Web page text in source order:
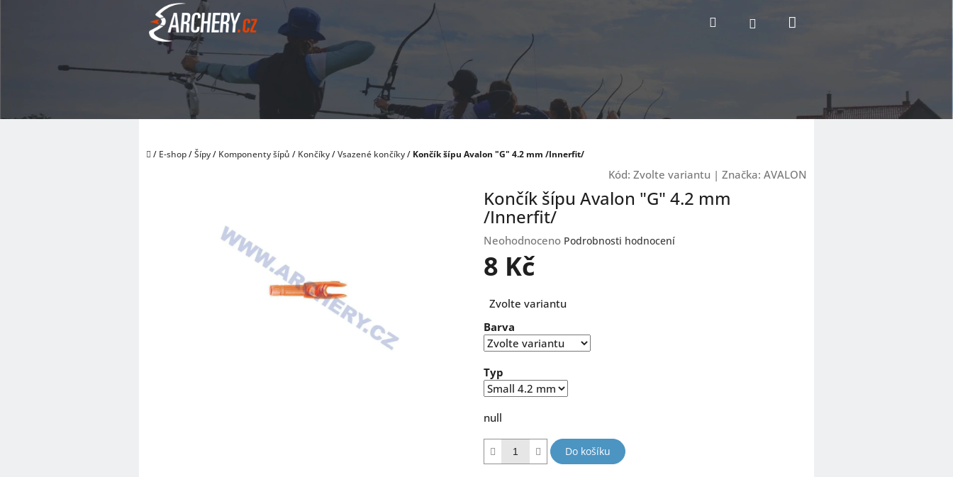
Hledat Přihlášení
Domů
/ E-shop/Šípy/ Komponenty šípů / Končíky/Vsazené končíky/ Končík šípu Avalon "G" 4.2 mm /Innerfit/
Kód: Zvolte variantu | Značka: AVALON
Končík šípu Avalon "G" 4.2 mm
/Innerfit/
Průměrné
hodnocení
produktu
0,0
5
hvězdiček.
Neohodnoceno Podrobnosti hodnocení
8 Kč
cena:
Zvolte variantu
Barva
Typ
null
Do košíku